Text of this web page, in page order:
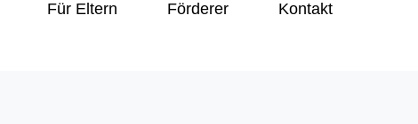
Für Eltern Förderer Kontakt